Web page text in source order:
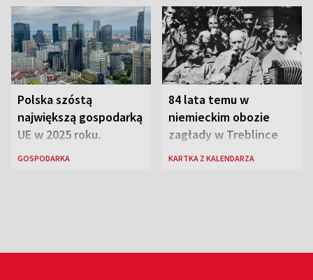
Polska szóstą
największą gospodarką
UE w 2025 roku.
Najnowsze dane
GOSPODARKA
84 lata temu w
niemieckim obozie
zagłady w Treblince
zmarł Janusz Korczak
KARTKA Z KALENDARZA